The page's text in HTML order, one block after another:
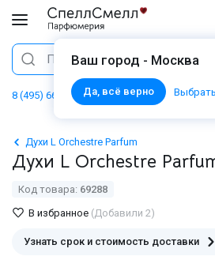
Ваш город - Москва
Да, всё верно
Поиск
8 (495) 668 06 02
Духи L Orchestre Parfum
Духи L Orchestre
Код товара: 69288
В избранное (Добавили 2)
Узнать срок и стоимость доставки